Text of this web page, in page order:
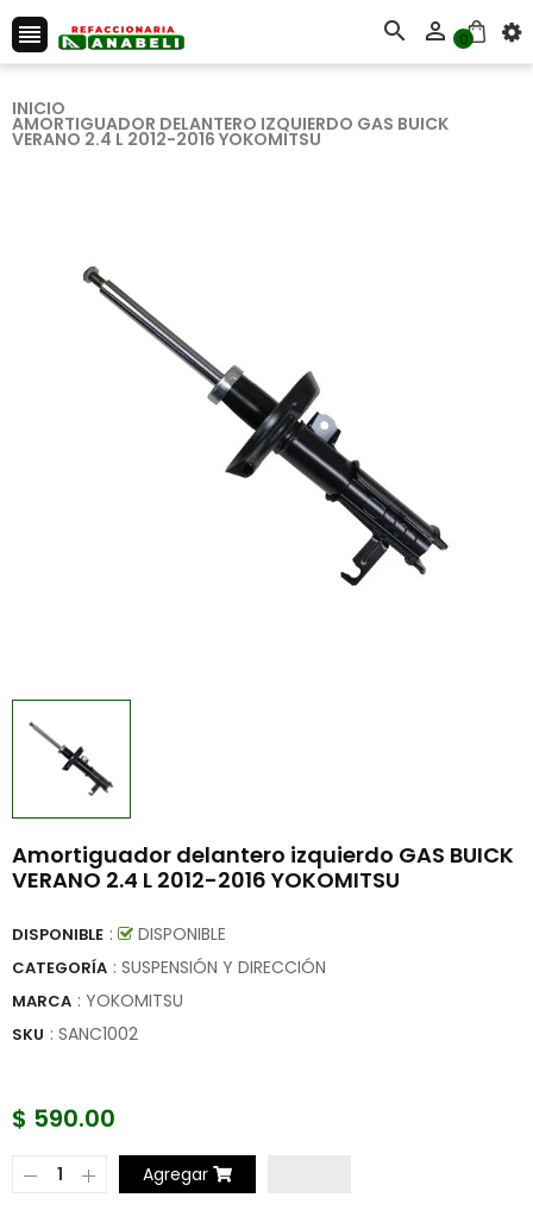
   0
INICIO
AMORTIGUADOR DELANTERO IZQUIERDO GAS BUICK
VERANO 2.4 L 2012-2016 YOKOMITSU
Amortiguador delantero izquierdo GAS BUICK
VERANO 2.4 L 2012-2016 YOKOMITSU
DISPONIBLE : DISPONIBLE
CATEGORÍA : SUSPENSIÓN Y DIRECCIÓN
MARCA : YOKOMITSU
SKU : SANC1002
$ 590.00
Agregar